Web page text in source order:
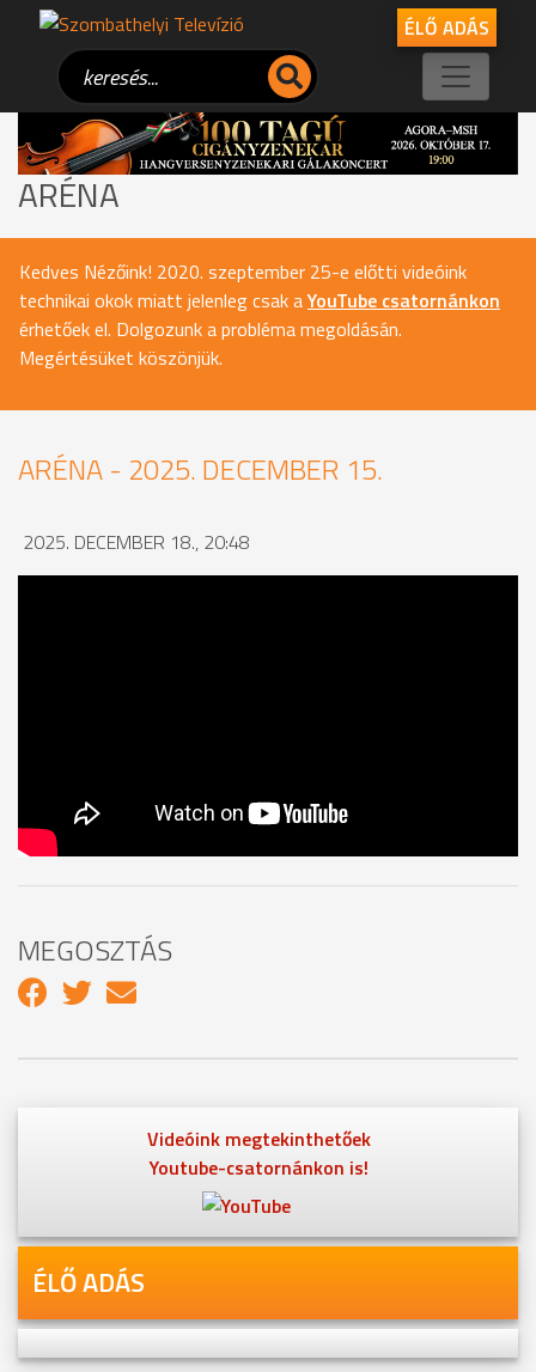
ÉLŐ ADÁS
ARÉNA
Kedves Nézőink! 2020. szeptember 25-e előtti videóink
technikai okok miatt jelenleg csak aYouTube csatornánkon
érhetőek el. Dolgozunk a probléma megoldásán.
Megértésüket köszönjük.
ARÉNA - 2025. DECEMBER 15.
2025. DECEMBER 18., 20:48
MEGOSZTÁS
Videóink megtekinthetőek
Youtube-csatornánkon is!
ÉLŐ ADÁS